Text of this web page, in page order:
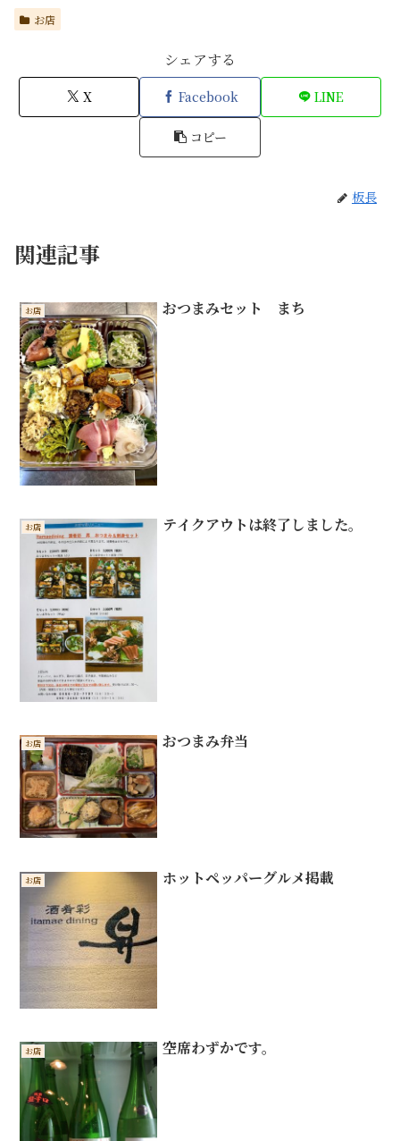
お店
シェアする
X Facebook LINE
コピー
板長
関連記事
お店 おつまみセット まち
お店 テイクアウトは終了しました。
お店 おつまみ弁当
お店 ホットペッパーグルメ掲載
お店 空席わずかです。